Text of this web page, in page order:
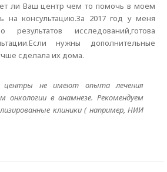
ли Ваш центр чем то помочь в моем
на консультацию.За 2017 год у меня
результатов исследований,готова
нужны дополнительные
сделала их дома.
центры не имеют опыта лечения
онкологии в анамнезе. Рекомендуем
клиники ( например, НИИ